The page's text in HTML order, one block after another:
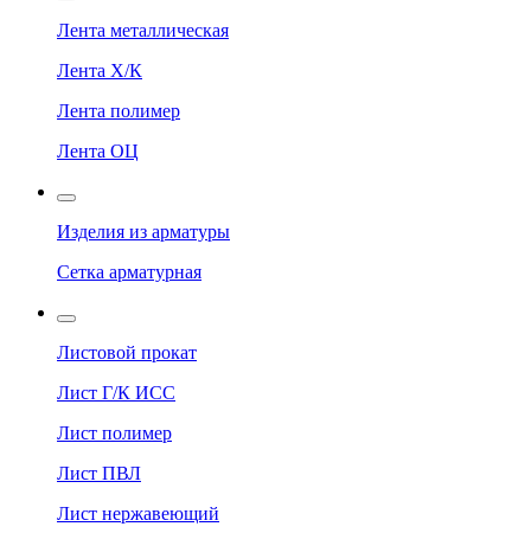
Лента металлическая
Лента Х/К
Лента полимер
Лента ОЦ
Изделия из арматуры
Сетка арматурная
Листовой прокат
Лист Г/К ИСС
Лист полимер
Лист ПВЛ
Лист нержавеющий